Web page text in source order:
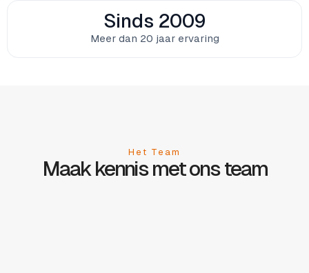
Meer dan 20 jaar ervaring
Sinds 2009
Het Team
Maak kennis met ons team